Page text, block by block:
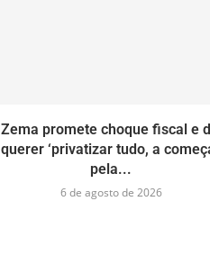
Zema promete choque fiscal e
querer ‘privatizar tudo, a
pela...
6 de agosto de 2026